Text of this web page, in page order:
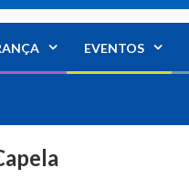
EVENTOS